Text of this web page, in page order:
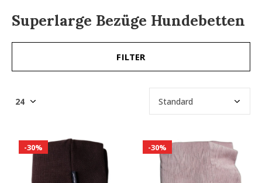
Superlarge Bezüge Hundebetten
FILTER
-30% -30%